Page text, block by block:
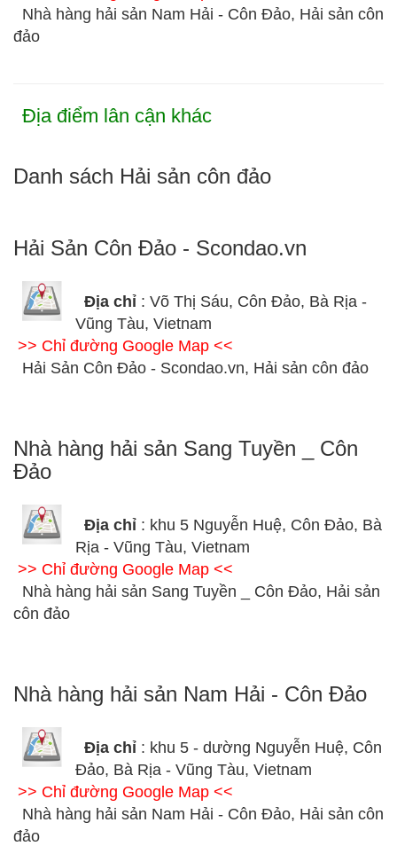
Nhà hàng hải sản Nam Hải - Côn Đảo, Hải sản côn
đảo
Địa điểm lân cận khác
Danh sách Hải sản côn đảo
Hải Sản Côn Đảo - Scondao.vn
Địa chỉ : Võ Thị Sáu, Côn Đảo, Bà Rịa -
Vũng Tàu, Vietnam
>> Chỉ đường Google Map <<
Hải Sản Côn Đảo - Scondao.vn, Hải sản côn đảo
Nhà hàng hải sản Sang Tuyền _ Côn
Đảo
Địa chỉ : khu 5 Nguyễn Huệ, Côn Đảo, Bà
Rịa - Vũng Tàu, Vietnam
>> Chỉ đường Google Map <<
Nhà hàng hải sản Sang Tuyền _ Côn Đảo, Hải sản
côn đảo
Nhà hàng hải sản Nam Hải - Côn Đảo
Địa chỉ : khu 5 - dường Nguyễn Huệ, Côn
Đảo, Bà Rịa - Vũng Tàu, Vietnam
>> Chỉ đường Google Map <<
Nhà hàng hải sản Nam Hải - Côn Đảo, Hải sản côn
đảo